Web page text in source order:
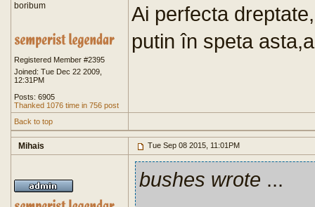
boribum
Registered Member #2395
Joined: Tue Dec 22 2009,
12:31PM
Posts: 6905
Thanked 1076 time in 756 post
Ai perfecta
putin în speta
Back to top
Mihais Tue Sep 08 2015, 11:01PM
bushes wrote ...